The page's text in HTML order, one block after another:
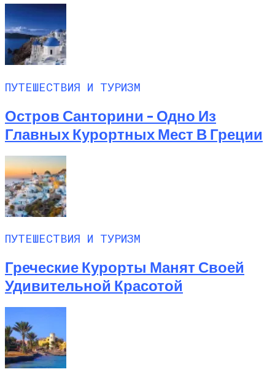
ПУТЕШЕСТВИЯ И ТУРИЗМ
Остров Санторини – Одно Из
Главных Курортных Мест В Греции
ПУТЕШЕСТВИЯ И ТУРИЗМ
Греческие Курорты Манят Своей
Удивительной Красотой